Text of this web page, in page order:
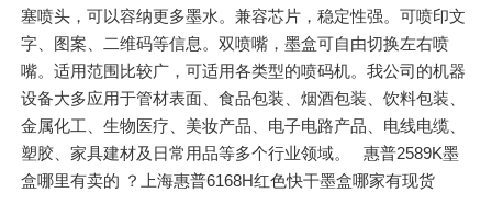
塞喷头，可以容纳更多墨水。兼容芯片，稳定性强。可喷印文
字、图案、二维码等信息。双喷嘴，墨盒可自由切换左右喷
嘴。适用范围比较广，可适用各类型的喷码机。我公司的机器
设备大多应用于管材表面、食品包装、烟酒包装、饮料包装、
金属化工、生物医疗、美妆产品、电子电路产品、电线电缆、
塑胶、家具建材及日常用品等多个行业领域。 惠普2589K墨
盒哪里有卖的 ？上海惠普6168H红色快干墨盒哪家有现货